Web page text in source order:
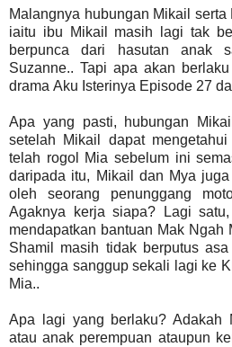
Malangnya hubungan Mikail
iaitu ibu Mikail masih lagi tak
berpunca dari hasutan anak
Suzanne.. Tapi apa akan
drama Aku Isterinya Episode 27
Apa yang pasti, hubungan
setelah Mikail dapat
telah rogol Mia sebelum ini
daripada itu, Mikail dan Mya
oleh seorang penunggang
Agaknya kerja siapa? Lagi
mendapatkan bantuan Mak Ngah
Shamil masih tidak berputus
sehingga sanggup sekali lagi ke
Mia..
Apa lagi yang berlaku? Adakah
atau anak perempuan ataupun